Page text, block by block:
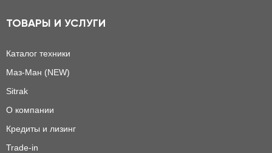
ТОВАРЫ И УСЛУГИ
Каталог техники
Маз-Ман (NEW)
Sitrak
О компании
Кредиты и лизинг
Trade-in